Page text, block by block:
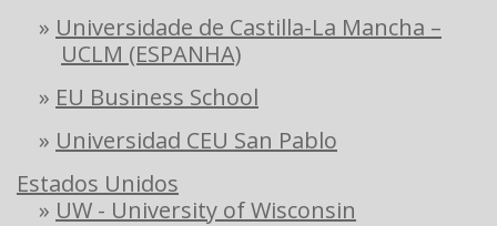
» Universidade de Castilla-La Mancha –
UCLM (ESPANHA)
» EU Business School
» Universidad CEU San Pablo
Estados Unidos
» UW - University of Wisconsin